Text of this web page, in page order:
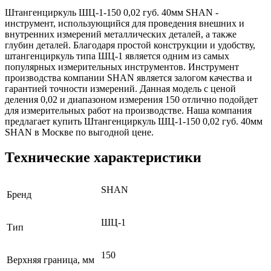
Штангенциркуль ШЦ-1-150 0,02 губ. 40мм SHAN -
инструмент, использующийся для проведения внешних и
внутренних измерений металлических деталей, а также
глубин деталей. Благодаря простой конструкции и удобству,
штангенциркуль типа ШЦ-1 является одним из самых
популярных измерительных инструментов. Инструмент
производства компании SHAN является залогом качества и
гарантией точности измерений. Данная модель с ценой
деления 0,02 и диапазоном измерения 150 отлично подойдет
для измерительных работ на производстве. Наша компания
предлагает купить Штангенциркуль ШЦ-1-150 0,02 губ. 40мм
SHAN в Москве по выгодной цене.
Технические характеристики
Бренд SHAN
Тип ШЦ-1
Верхняя граница, мм 150